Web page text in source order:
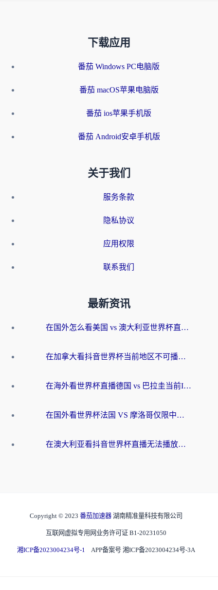
下载应用
番茄 Windows PC电脑版
番茄 macOS苹果电脑版
番茄 ios苹果手机版
番茄 Android安卓手机版
关于我们
服务条款
隐私协议
应用权限
联系我们
最新资讯
在国外怎么看美国 vs 澳大利亚世界杯直播？海外党必藏的中文解说观赛指南
在加拿大看抖音世界杯当前地区不可播放？海外党体育观赛终极指南
在海外看世界杯直播德国 vs 巴拉圭当前IP受限制？这篇指南帮你轻松解决地区限制
在国外看世界杯法国 VS 摩洛哥仅限中国大陆？别让地域限制拦下你的欢呼
在澳大利亚看抖音世界杯直播无法播放？海外党体育观赛终极指南来了！
Copyright © 2023 番茄加速器 湖南精准量科技有限公司
互联网虚拟专用网业务许可证 B1-20231050
湘ICP备2023004234号-1 APP备案号 湘ICP备2023004234号-3A